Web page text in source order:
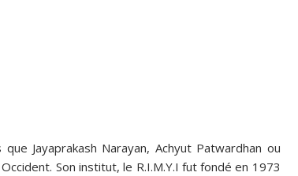
Jayaprakash Narayan, Achyut Patwardhan ou
Son institut, le R.I.M.Y.I fut fondé en 1973